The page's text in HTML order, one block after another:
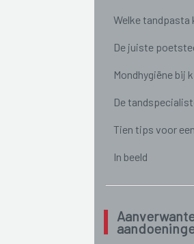
Welke tandpasta
De juiste
Mondhygiëne bij
De
Tien tips voor
In beeld